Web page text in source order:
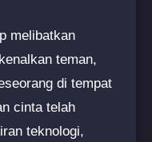
melibatkan
teman,
di tempat
cinta telah
teknologi,